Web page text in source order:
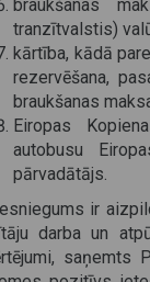
braukšanas
tranzītvalstis)
kārtība, kādā
rezervēšana,
braukšanas
Eiropas
autobusu
pārvadātājs.
ir
darba un
saņemts